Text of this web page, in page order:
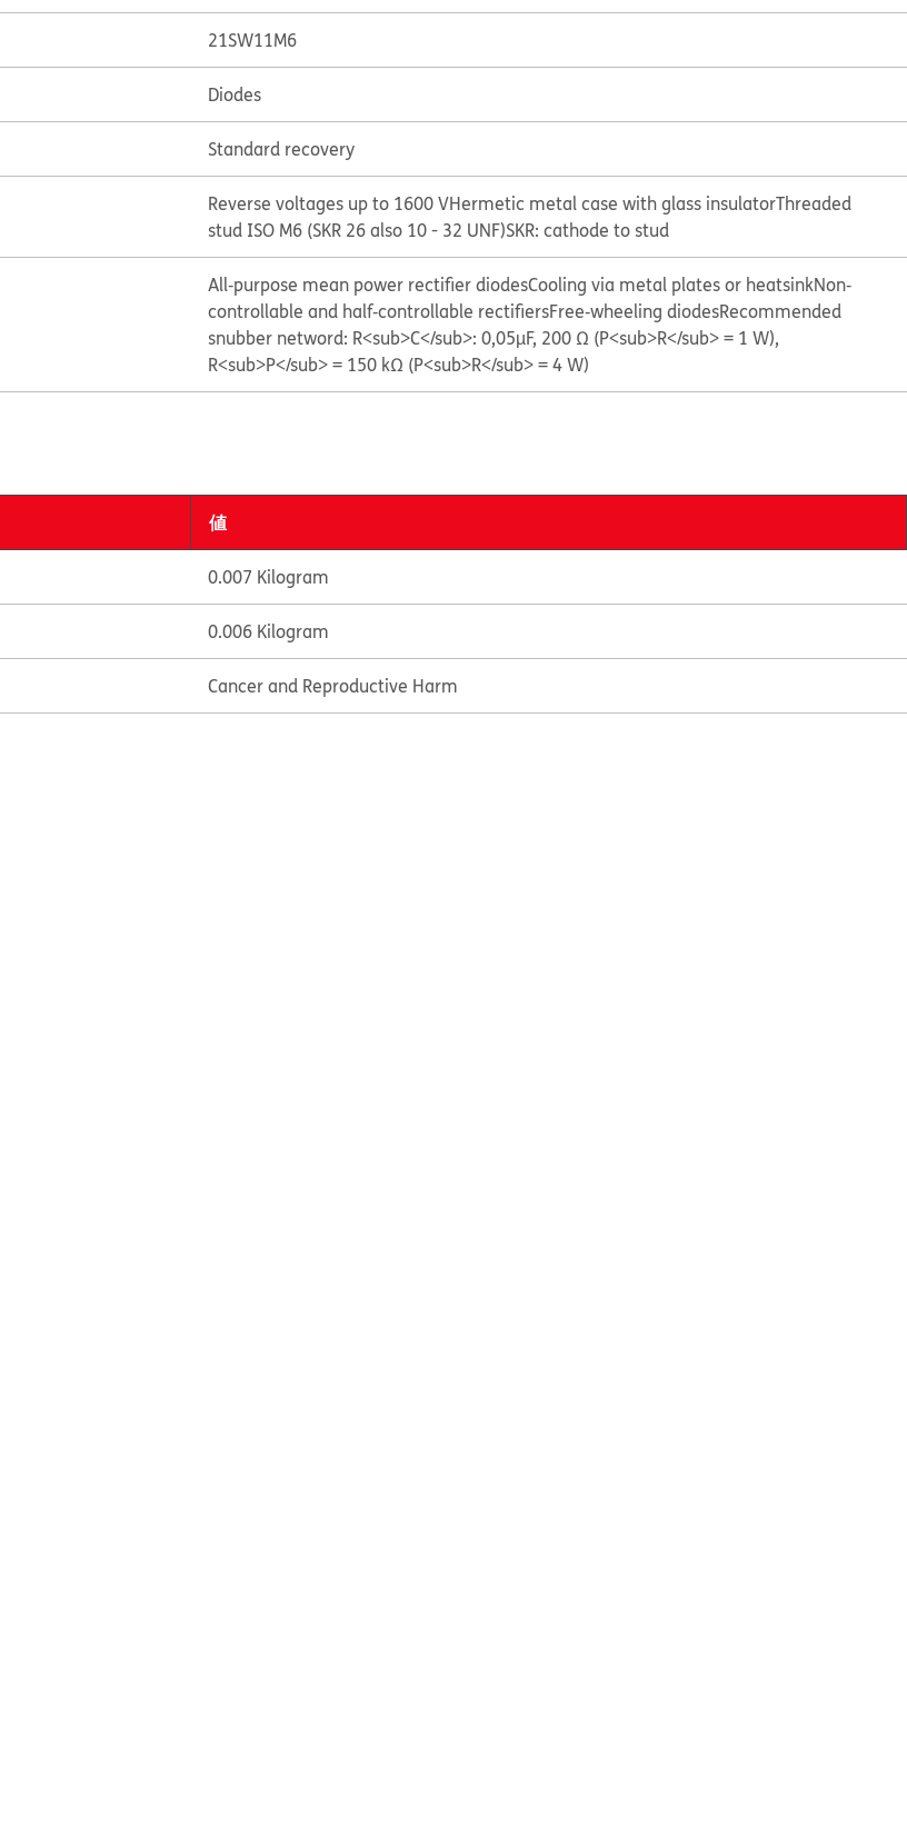
21SW11M6
Diodes
Standard recovery
Reverse voltages up to 1600 VHermetic metal case with glass insulatorThreaded
stud ISO M6 (SKR 26 also 10 - 32 UNF)SKR: cathode to stud
All‐purpose mean power rectifier diodesCooling via metal plates or heatsinkNon‐
controllable and half‐controllable rectifiersFree‐wheeling diodesRecommended
snubber netword: R<sub>C</sub>: 0,05µF, 200 Ω (P<sub>R</sub> = 1 W),
R<sub>P</sub> = 150 kΩ (P<sub>R</sub> = 4 W)
値
0.007 Kilogram
0.006 Kilogram
Cancer and Reproductive Harm